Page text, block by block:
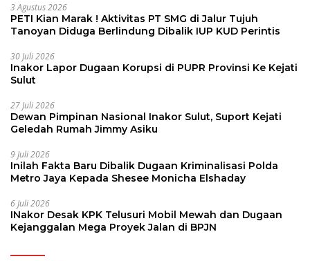
3 Agustus 2026
PETI Kian Marak ! Aktivitas PT SMG di Jalur Tujuh
Tanoyan Diduga Berlindung Dibalik IUP KUD Perintis
30 Juli 2026
Inakor Lapor Dugaan Korupsi di PUPR Provinsi Ke Kejati
Sulut
27 Juli 2026
Dewan Pimpinan Nasional Inakor Sulut, Suport Kejati
Geledah Rumah Jimmy Asiku
9 Juli 2026
Inilah Fakta Baru Dibalik Dugaan Kriminalisasi Polda
Metro Jaya Kepada Shesee Monicha Elshaday
6 Juli 2026
INakor Desak KPK Telusuri Mobil Mewah dan Dugaan
Kejanggalan Mega Proyek Jalan di BPJN